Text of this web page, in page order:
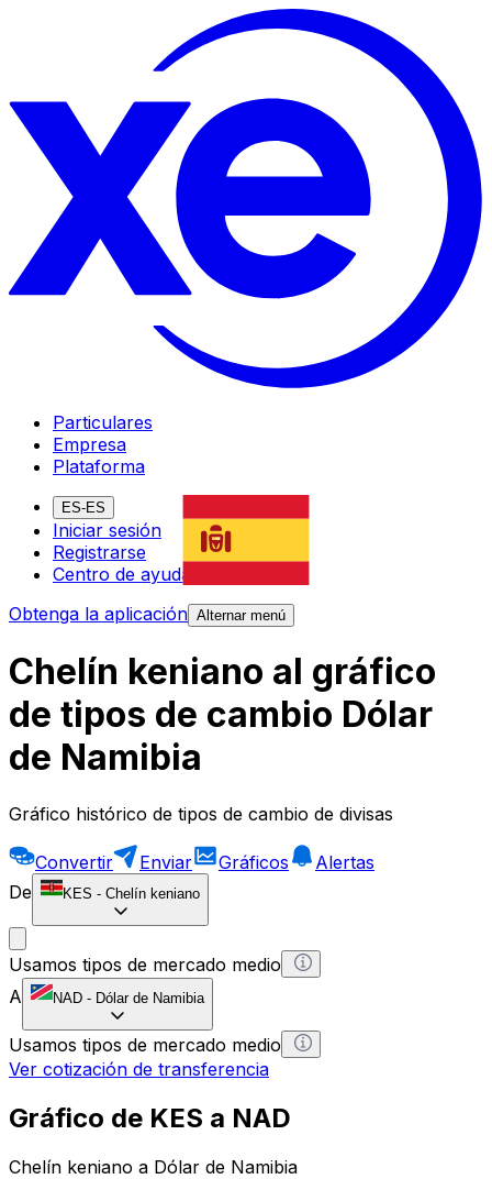
Particulares
Empresa
Plataforma
ES-ES
Iniciar sesión
Registrarse
Centro de ayuda
Obtenga la aplicación Alternar menú
Chelín keniano al gráfico
de tipos de cambio Dólar
de Namibia
Gráfico histórico de tipos de cambio de divisas
Convertir Enviar Gráficos
Alertas
De
KES - Chelín keniano
Usamos tipos de mercado medio
A
NAD - Dólar de Namibia
Usamos tipos de mercado medio
Ver cotización de transferencia
Gráfico de KES a NAD
Chelín keniano a Dólar de Namibia